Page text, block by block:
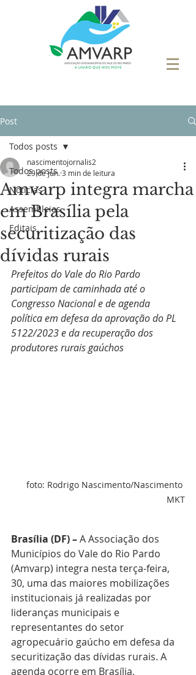
Post
Todos posts
Notícias
Assembleias
Editais
Todos posts
Amvarp integra marcha
em Brasília pela
securitização das
dívidas rurais
nascimentojornalis2
29 de jun.3 min de leitura
Prefeitos do Vale do Rio Pardo
participam de caminhada até o
Congresso Nacional e de agenda
política em defesa da aprovação do PL
5122/2023 e da recuperação dos
produtores rurais gaúchos
foto: Rodrigo Nascimento/Nascimento
MKT
Brasília (DF) – A Associação dos
Municípios do Vale do Rio Pardo
(Amvarp) integra nesta terça-feira,
30, uma das maiores mobilizações
institucionais já realizadas por
lideranças municipais e
representantes do setor
agropecuário gaúcho em defesa da
securitização das dívidas rurais. A
agenda ocorre em Brasília,